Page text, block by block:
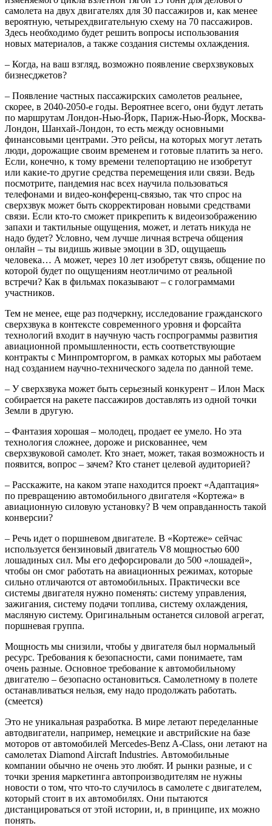
самолета на двух двигателях для 30 пассажиров и, как менее
вероятную, четырехдвигательную схему на 70 пассажиров.
Здесь необходимо будет решить вопросы использования
новых материалов, а также создания системы охлаждения.
– Когда, на ваш взгляд, возможно появление сверхзвуковых
бизнесджетов?
– Появление частных пассажирских самолетов реальнее,
скорее, в 2040-2050-е годы. Вероятнее всего, они будут летать
по маршрутам Лондон-Нью-Йорк, Париж-Нью-Йорк, Москва-
Лондон, Шанхай-Лондон, то есть между основными
финансовыми центрами. Это рейсы, на которых могут летать
люди, дорожащие своим временем и готовые платить за него.
Если, конечно, к тому времени телепортацию не изобретут
или какие-то другие средства перемещения или связи. Ведь
посмотрите, пандемия нас всех научила пользоваться
телефонами и видео-конференц-связью, так что спрос на
сверхзвук может быть скорректирован новыми средствами
связи. Если кто-то сможет прикрепить к видеоизображению
запахи и тактильные ощущения, может, и летать никуда не
надо будет? Условно, чем лучше личная встреча общения
онлайн – ты видишь живые эмоции в 3D, ощущаешь
человека… А может, через 10 лет изобретут связь, общение по
которой будет по ощущениям неотличимо от реальной
встречи? Как в фильмах показывают – с голограммами
участников.
Тем не менее, еще раз подчеркну, исследование гражданского
сверхзвука в контексте современного уровня и форсайта
технологий входит в научную часть госпрограммы развития
авиационной промышленности, есть соответствующие
контракты с Минпромторгом, в рамках которых мы работаем
над созданием научно-технического задела по данной теме.
– У сверхзвука может быть серьезный конкурент – Илон Маск
собирается на ракете пассажиров доставлять из одной точки
Земли в другую.
– Фантазия хорошая – молодец, продает ее умело. Но эта
технология сложнее, дороже и рискованнее, чем
сверхзвуковой самолет. Кто знает, может, такая возможность и
появится, вопрос – зачем? Кто станет целевой аудиторией?
– Расскажите, на каком этапе находится проект «Адаптация»
по превращению автомобильного двигателя «Кортежа» в
авиационную силовую установку? В чем оправданность такой
конверсии?
– Речь идет о поршневом двигателе. В «Кортеже» сейчас
используется бензиновый двигатель V8 мощностью 600
лошадиных сил. Мы его дефорсировали до 500 «лошадей»,
чтобы он смог работать на авиационных режимах, которые
сильно отличаются от автомобильных. Практически все
системы двигателя нужно поменять: систему управления,
зажигания, систему подачи топлива, систему охлаждения,
масляную систему. Оригинальным останется силовой агрегат,
поршневая группа.
Мощность мы снизили, чтобы у двигателя был нормальный
ресурс. Требования к безопасности, сами понимаете, там
очень разные. Основное требование к автомобильному
двигателю – безопасно остановиться. Самолетному в полете
останавливаться нельзя, ему надо продолжать работать.
(смеется)
Это не уникальная разработка. В мире летают переделанные
автодвигатели, например, немецкие и австрийские на базе
моторов от автомобилей Mercedes-Benz A-Class, они летают на
самолетах Diamond Aircraft Industries. Автомобильные
компании обычно не очень это любят. И рынки разные, и с
точки зрения маркетинга автопроизводителям не нужны
новости о том, что что-то случилось в самолете с двигателем,
который стоит в их автомобилях. Они пытаются
дистанцироваться от этой истории, и, в принципе, их можно
понять.